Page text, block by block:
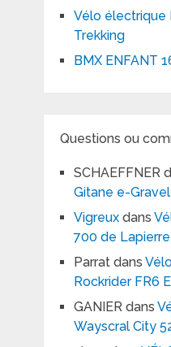
Vélo électrique
Trekking
BMX ENFANT
Questions ou
SCHAEFFNER
Gitane e-Gravel
Vigreuxdans
700 de Lapierre
Parratdans
Rockrider FR6
GANIERdans
Wayscral City